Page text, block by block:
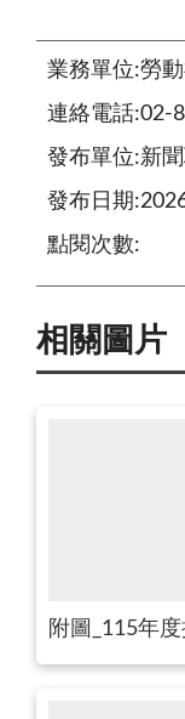
業務單位:勞
連絡電話:02-
發布單位:新
發布日期
點閱次數:
相關圖片
附圖_115年